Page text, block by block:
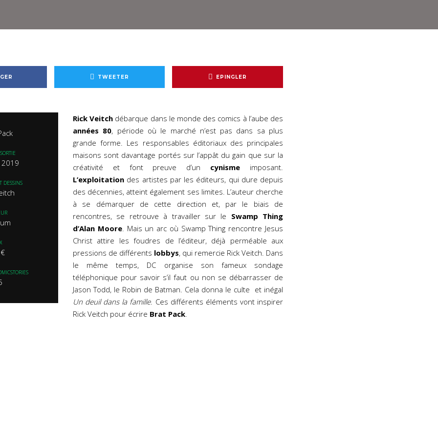
TWEETER EPINGLER
2019
DESSINS
Rick Veitch débarque dans le monde des comics à l’aube des
années 80, période où le marché n’est pas dans sa plus
grande forme. Les responsables éditoriaux des principales
maisons sont davantage portés sur l’appât du gain que sur la
créativité et font preuve d’un cynisme imposant.
L’exploitation des artistes par les éditeurs, qui dure depuis
des décennies, atteint également ses limites. L’auteur cherche
à se démarquer de cette direction et, par le biais de
rencontres, se retrouve à travailler sur le Swamp Thing
d’Alan Moore. Mais un arc où Swamp Thing rencontre Jesus
Christ attire les foudres de l’éditeur, déjà perméable aux
pressions de différents lobbys, qui remercie Rick Veitch. Dans
le même temps, DC organise son fameux sondage
téléphonique pour savoir s’il faut ou non se débarrasser de
Jason Todd, le Robin de Batman. Cela donna le culte et inégal
Un deuil dans la famille. Ces différents éléments vont inspirer
Rick Veitch pour écrire Brat Pack.